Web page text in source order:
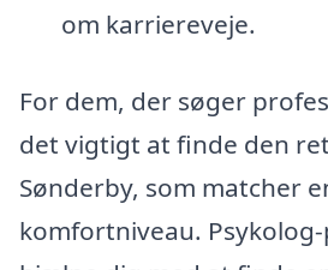
om karriereveje.
For dem, der søger
det vigtigt at finde den
Sønderby, som matcher
komfortniveau.